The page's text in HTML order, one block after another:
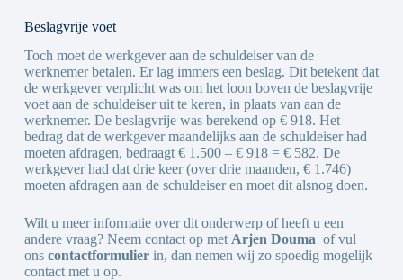
Beslagvrije voet
Toch moet de werkgever aan de schuldeiser van de
werknemer betalen. Er lag immers een beslag. Dit betekent dat
de werkgever verplicht was om het loon boven de beslagvrije
voet aan de schuldeiser uit te keren, in plaats van aan de
werknemer. De beslagvrije was berekend op € 918. Het
bedrag dat de werkgever maandelijks aan de schuldeiser had
moeten afdragen, bedraagt € 1.500 – € 918 = € 582. De
werkgever had dat drie keer (over drie maanden, € 1.746)
moeten afdragen aan de schuldeiser en moet dit alsnog doen.
Wilt u meer informatie over dit onderwerp of heeft u een
andere vraag? Neem contact op met Arjen Douma of vul
ons contactformulierin, dan nemen wij zo spoedig mogelijk
contact met u op.